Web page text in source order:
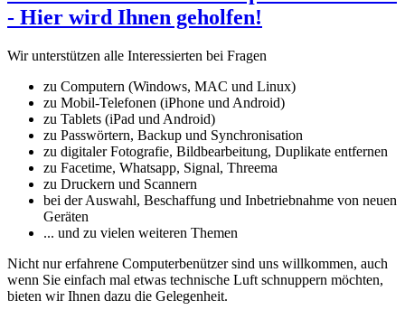
- Hier wird Ihnen geholfen!
Wir unterstützen alle Interessierten bei Fragen
zu Computern (Windows, MAC und Linux)
zu Mobil-Telefonen (iPhone und Android)
zu Tablets (iPad und Android)
zu Passwörtern, Backup und Synchronisation
zu digitaler Fotografie, Bildbearbeitung, Duplikate entfernen
zu Facetime, Whatsapp, Signal, Threema
zu Druckern und Scannern
bei der Auswahl, Beschaffung und Inbetriebnahme von neuen
Geräten
... und zu vielen weiteren Themen
Nicht nur erfahrene Computerbenützer sind uns willkommen, auch
wenn Sie einfach mal etwas technische Luft schnuppern möchten,
bieten wir Ihnen dazu die Gelegenheit.